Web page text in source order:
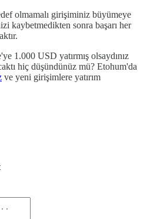
olmamalı girişiminiz büyümeye
kaybetmedikten sonra başarı her
1.000 USD yatırmış olsaydınız
hiç düşündünüz mü? Etohum'da
ve yeni girişimlere yatırım